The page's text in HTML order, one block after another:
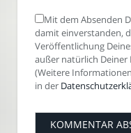
Mit dem Absenden
damit einverstanden,
Veröffentlichung
außer natürlich Deiner
(Weitere
in der